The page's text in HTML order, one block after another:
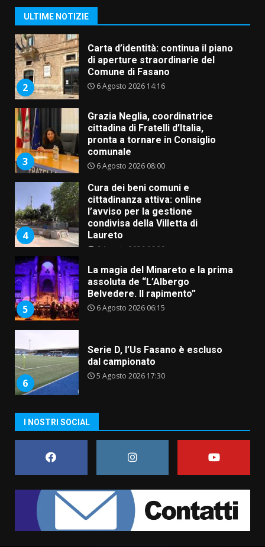
ULTIME NOTIZIE
1
6 Agosto 2026 18:13
2
Carta d’identità: continua il piano
di aperture straordinarie del
Comune di Fasano
6 Agosto 2026 14:16
3
Grazia Neglia, coordinatrice
cittadina di Fratelli d’Italia,
pronta a tornare in Consiglio
comunale
6 Agosto 2026 08:00
4
Cura dei beni comuni e
cittadinanza attiva: online
l’avviso per la gestione
condivisa della Villetta di
Laureto
6 Agosto 2026 06:20
5
La magia del Minareto e la prima
assoluta de “L’Albergo
Belvedere. Il rapimento”
6 Agosto 2026 06:15
6
Serie D, l’Us Fasano è escluso
dal campionato
5 Agosto 2026 17:30
Truffatori in azione nelle
1
Fasanese ferito a colpi di arma
da fuoco
6 Agosto 2026 18:13
I NOSTRI SOCIAL